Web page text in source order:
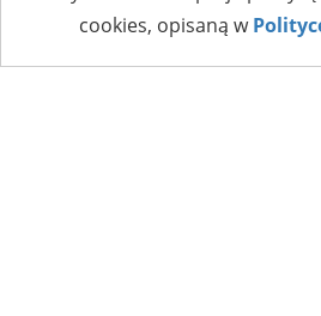
cookies, opisaną w